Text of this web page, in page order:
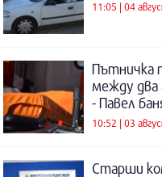
11:05 | 04
Пътничка
между два
- Павел
10:52 | 03
Старши